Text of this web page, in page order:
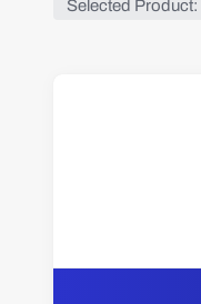
Selected Product: